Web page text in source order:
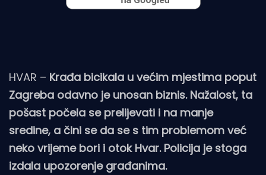
HVAR – Krađa bicikala u većim mjestima poput
Zagreba odavno je unosan biznis. Nažalost, ta
pošast počela se prelijevati i na manje
sredine, a čini se da se s tim problemom već
neko vrijeme bori i otok Hvar. Policija je stoga
izdala upozorenje građanima.